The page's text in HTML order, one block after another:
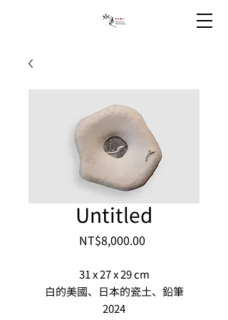
Untitled
NT$8,000.00
31 x 27 x 29 cm
白的美國、日本的瓷土、鉛筆
2024